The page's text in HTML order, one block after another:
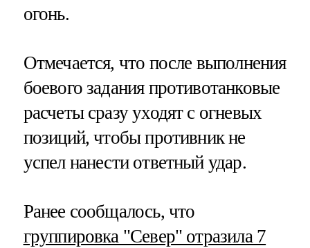
огонь.
Отмечается, что после выполнения
боевого задания противотанковые
расчеты сразу уходят с огневых
позиций, чтобы противник не
успел нанести ответный удар.
Ранее сообщалось, что
группировка "Север" отразила 7